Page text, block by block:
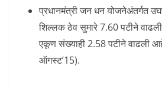
प्रधानमंत्री जन धन योजनेअंतर्गत
शिल्लक ठेव सुमारे 7.60 पटीने
एकूण संख्याही 2.58 पटीने वाढली
ऑगस्ट’15).